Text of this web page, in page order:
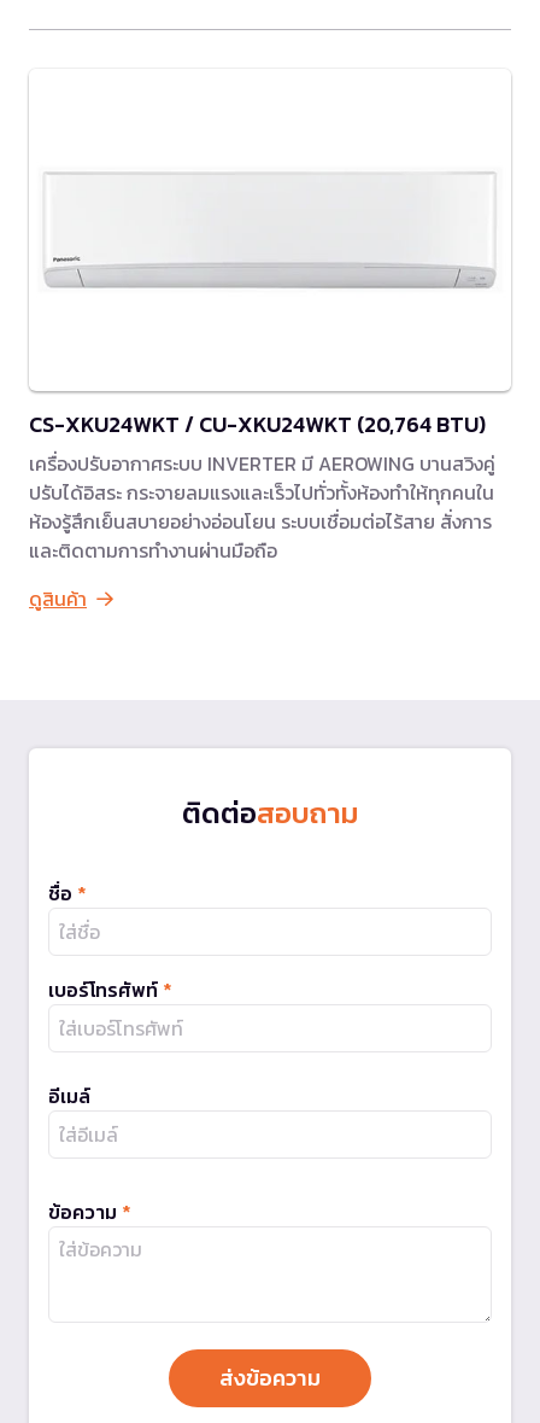
CS-XKU24WKT / CU-XKU24WKT (20,764 BTU)
เครื่องปรับอากาศระบบ INVERTER มี AEROWING บานสวิงคู่
ปรับได้อิสระ กระจายลมแรงและเร็วไปทั่วทั้งห้องทำให้ทุกคนใน
ห้องรู้สึกเย็นสบายอย่างอ่อนโยน ระบบเชื่อมต่อไร้สาย สั่งการ
และติดตามการทำงานผ่านมือถือ
ดูสินค้า
ติดต่อสอบถาม
ชื่อ *
เบอร์โทรศัพท์ *
อีเมล์
ข้อความ *